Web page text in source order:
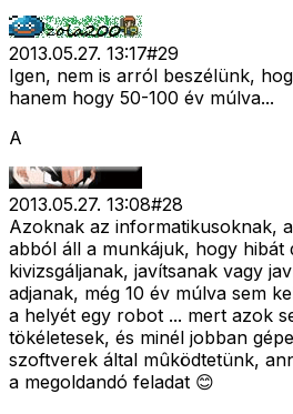
2013.05.27. 13:17#29
Igen, nem is arról beszélünk,
hanem hogy 50-100 év múlva...
A
2013.05.27. 13:08#28
Azoknak az informatikusoknak,
abból áll a munkájuk, hogy hibát
kivizsgáljanak, javítsanak vagy
adjanak, még 10 év múlva sem
a helyét egy robot ... mert azok
tökéletesek, és minél jobban
szoftverek által mûködtetünk,
a megoldandó feladat 😊